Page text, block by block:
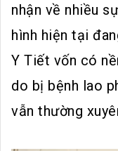
nhận về nhiều
hình hiện tại
Y Tiết vốn có
do bị bệnh lao
vẫn thường